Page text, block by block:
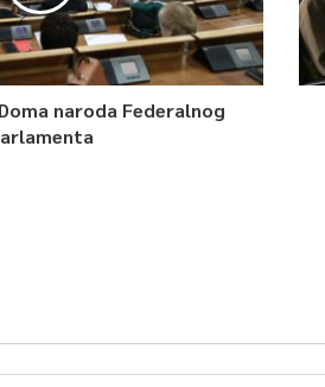
naroda Federalnog